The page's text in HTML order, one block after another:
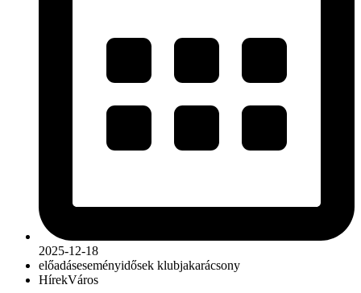
2025-12-18
előadáseseményidősek klubjakarácsony
HírekVáros